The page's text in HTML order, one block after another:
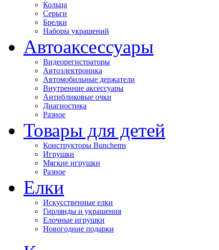
Кольца
Серьги
Брелки
Наборы украшений
Автоаксессуары
Видеорегистраторы
Автоэлектроника
Автомобильные держатели
Внутренние аксессуары
Антибликовые очки
Диагностика
Разное
Товары для детей
Конструкторы Bunchems
Игрушки
Мягкие игрушки
Разное
Елки
Искусственные елки
Гирлянды и украшения
Елочные игрушки
Новогодние подарки